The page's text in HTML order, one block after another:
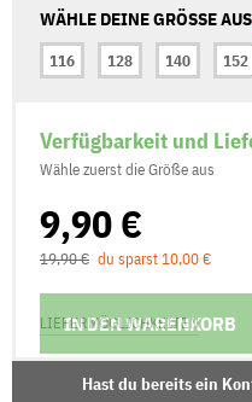
WÄHLE DEINE GRÖSSE AUS
116
128 140 152
Verfügbarkeit und
Wähle zuerst die Größe aus
9,90 €
19,90 € du sparst 10,00 €
IN DEN WARENKORB
LIEFERMÖGLICHKEITEN
Hast du bereits ein